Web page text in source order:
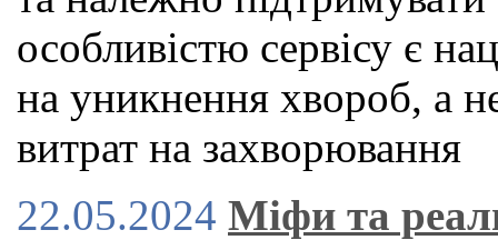
особливістю сервісу є
на уникнення хвороб, а
витрат на захворювання
22.05.2024 Міфи та